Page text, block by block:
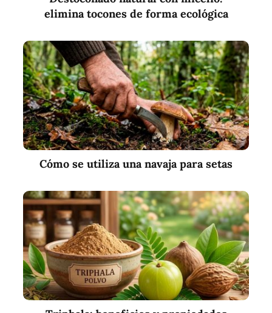
elimina tocones de forma ecológica
Cómo se utiliza una navaja para setas